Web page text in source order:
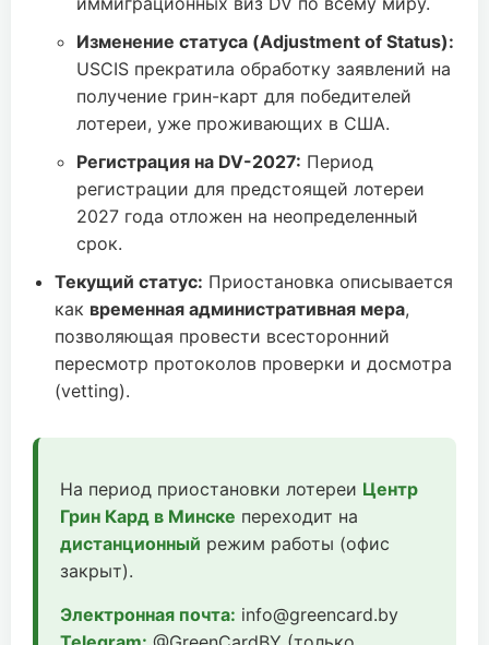
Изменение статуса (Adjustment of Status):
USCIS прекратила обработку заявлений на
получение грин-карт для победителей
лотереи, уже проживающих в США.
Регистрация на DV-2027: Период
регистрации для предстоящей лотереи
2027 года отложен на неопределенный
срок.
Текущий статус: Приостановка описывается
как временная административная мера,
позволяющая провести всесторонний
пересмотр протоколов проверки и досмотра
(vetting).
На период приостановки лотереи Центр
Грин Кард в Минске переходит на
дистанционный режим работы (офис
закрыт).
Электронная почта: info@greencard.by